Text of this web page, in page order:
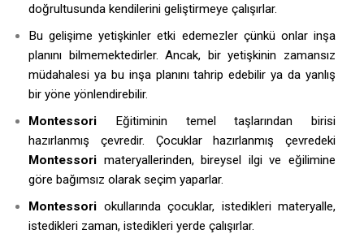
doğrultusunda kendilerini geliştirmeye çalışırlar.
Bu gelişime yetişkinler etki edemezler çünkü onlar inşa
planını bilmemektedirler. Ancak, bir yetişkinin zamansız
müdahalesi ya bu inşa planını tahrip edebilir ya da yanlış
bir yöne yönlendirebilir.
Montessori Eğitiminin temel taşlarından birisi
hazırlanmış çevredir. Çocuklar hazırlanmış çevredeki
Montessori materyallerinden, bireysel ilgi ve eğilimine
göre bağımsız olarak seçim yaparlar.
Montessori okullarında çocuklar, istedikleri materyalle,
istedikleri zaman, istedikleri yerde çalışırlar.